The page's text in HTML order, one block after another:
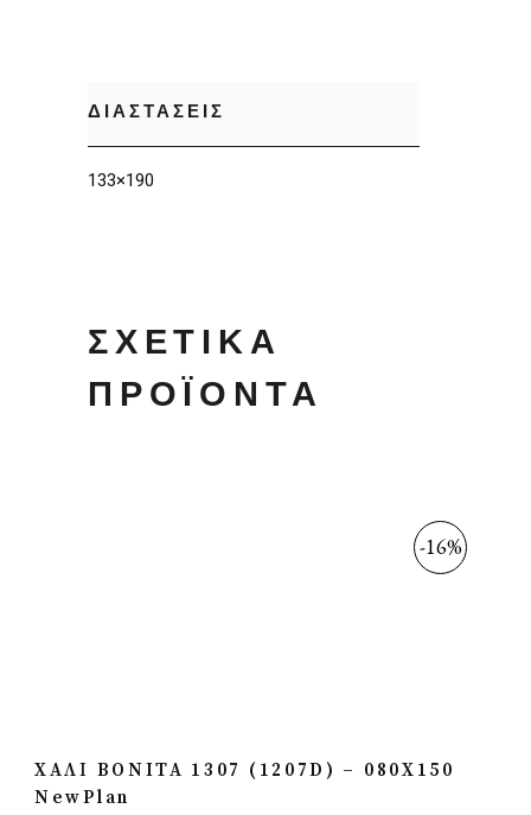
ΔΙΑΣΤΑΣΕΙΣ
133×190
ΣΧΕΤΙΚΆ
ΠΡΟΪΌΝΤΑ
-16%
ΧΑΛΙ BONITA 1307 (1207D) – 080X150
NewPlan